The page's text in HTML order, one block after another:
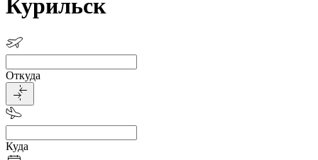
Курильск
Откуда
Куда